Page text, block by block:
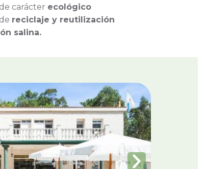
carácter ecológico
reciclaje y reutilización
salina.